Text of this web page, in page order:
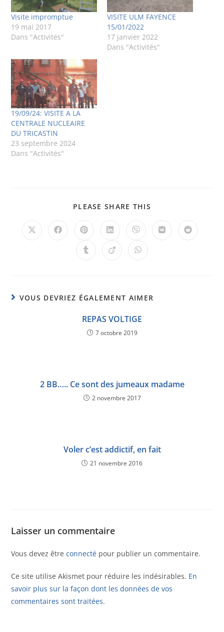
Visite impromptue
19 mai 2017
Dans "Activités"
VISITE ULM FAYENCE
15/01/2022
17 janvier 2022
Dans "Activités"
19/09/24: VISITE A LA
CENTRALE NUCLEAIRE
DU TRICASTIN
23 septembre 2024
Dans "Activités"
PLEASE SHARE THIS
VOUS DEVRIEZ ÉGALEMENT AIMER
REPAS VOLTIGE
7 octobre 2019
2 BB….. Ce sont des jumeaux madame
2 novembre 2017
Voler c’est addictif, en fait
21 novembre 2016
Laisser un commentaire
Vous devez êtreconnecté pour publier un commentaire.
Ce site utilise Akismet pour réduire les indésirables. En
savoir plus sur la façon dont les données de vos
commentaires sont traitées.